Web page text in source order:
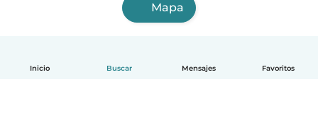
Inicio Buscar Mensajes Favoritos
Mapa